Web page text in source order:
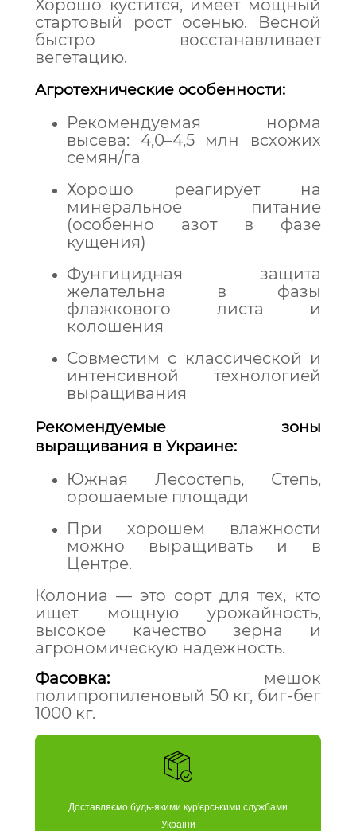
Хорошо кустится, имеет мощный
стартовый рост осенью. Весной
быстро восстанавливает
вегетацию.
Агротехнические особенности:
Рекомендуемая норма
высева: 4,0–4,5 млн всхожих
семян/га
Хорошо реагирует на
минеральное питание
(особенно азот в фазе
кущения)
Фунгицидная защита
желательна в фазы
флажкового листа и
колошения
Совместим с классической и
интенсивной технологией
выращивания
Рекомендуемые зоны
выращивания в Украине:
Южная Лесостепь, Степь,
орошаемые площади
При хорошем влажности
можно выращивать и в
Центре.
Колониа — это сорт для тех, кто
ищет мощную урожайность,
высокое качество зерна и
агрономическую надежность.
Фасовка: мешок
полипропиленовый 50 кг, биг-бег
1000 кг.
Доставляємо будь-якими кур'єрськими службами
України